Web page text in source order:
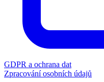
GDPR a ochrana dat
Zpracování osobních údajů